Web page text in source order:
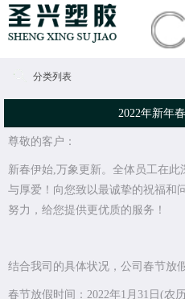
分类列表
2022年新年
尊敬的客户：
新春伊始,万象更新。全体员工在
与厚爱！向您致以最诚挚的祝福和
努力，给您提供更优质的服务！
结合我司的具体状况，公司春节放
春节放假时间：2022年1月31日(农